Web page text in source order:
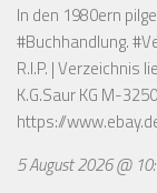
In den 1980ern
#Buchhandlung.
R.I.P. | Verzeichnis
K.G.Saur KG M-
https://
5 August 2026 @